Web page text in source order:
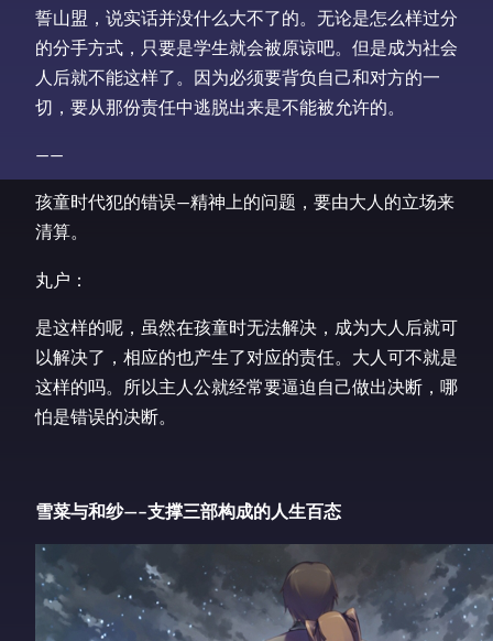
誓山盟，说实话并没什么大不了的。无论是怎么样过分
的分手方式，只要是学生就会被原谅吧。但是成为社会
人后就不能这样了。因为必须要背负自己和对方的一
切，要从那份责任中逃脱出来是不能被允许的。
——
孩童时代犯的错误—精神上的问题，要由大人的立场来
清算。
丸户：
是这样的呢，虽然在孩童时无法解决，成为大人后就可
以解决了，相应的也产生了对应的责任。大人可不就是
这样的吗。所以主人公就经常要逼迫自己做出决断，哪
怕是错误的决断。
雪菜与和纱—–支撑三部构成的人生百态